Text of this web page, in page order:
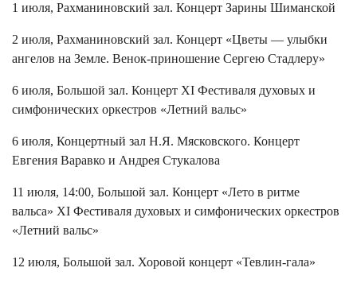
1 июля, Рахманиновский зал. Концерт Зарины Шиманской
2 июля, Рахманиновский зал. Концерт «Цветы — улыбки
ангелов на Земле. Венок-приношение Сергею Стадлеру»
6 июля, Большой зал. Концерт XI Фестиваля духовых и
симфонических оркестров «Летний вальс»
6 июля, Концертный зал Н.Я. Мясковского. Концерт
Евгения Варавко и Андрея Стукалова
11 июля, 14:00, Большой зал. Концерт «Лето в ритме
вальса» XI Фестиваля духовых и симфонических оркестров
«Летний вальс»
12 июля, Большой зал. Хоровой концерт «Тевлин-гала»